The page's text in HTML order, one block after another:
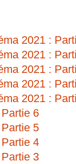
2021 :
2021 :
2021 :
2021 :
2021 :
6
5
4
3